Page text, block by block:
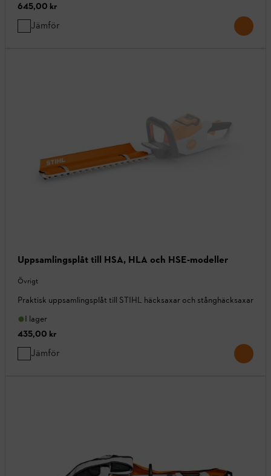
645,00 kr
Jämför
Uppsamlingsplåt till HSA, HLA och HSE-modeller
Övrigt
Praktisk uppsamlingsplåt till STIHL häcksaxar och stånghäcksaxar
I lager
435,00 kr
Jämför